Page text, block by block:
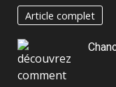
Article complet